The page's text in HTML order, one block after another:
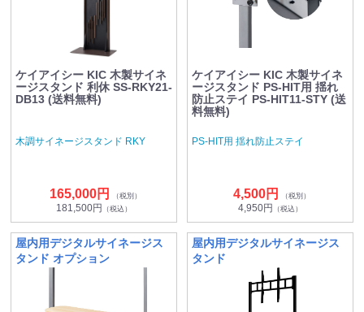
ケイアイシー KIC 木製サイネ
ージスタンド 利休 SS-RKY21-
DB13 (送料無料)
木調サイネージスタンド RKY
165,000円 （税別）
181,500円 （税込）
ケイアイシー KIC 木製サイネ
ージスタンド PS-HIT用 揺れ
防止ステイ PS-HIT11-STY (送
料無料)
PS-HIT用 揺れ防止ステイ
4,500円 （税別）
4,950円 （税込）
屋内用デジタルサイネージス
タンド オプション
屋内用デジタルサイネージス
タンド